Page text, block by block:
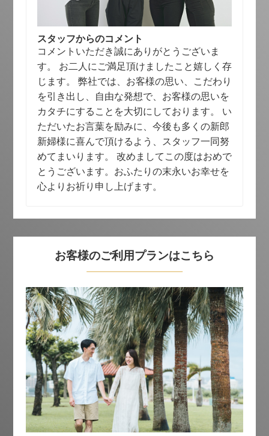
スタッフからのコメント
コメントいただき誠にありがとうございま
す。 お二人にご満足頂けましたこと嬉しく存
じます。 弊社では、お客様の思い、こだわり
を引き出し、自由な発想で、お客様の思いを
カタチにすることを大切にしております。 い
ただいたお言葉を励みに、今後も多くの新郎
新婦様に喜んで頂けるよう、スタッフ一同努
めてまいります。 改めましてこの度はおめで
とうございます。おふたりの末永いお幸せを
心よりお祈り申し上げます。
お客様のご利用プランはこちら